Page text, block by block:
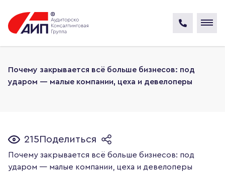
Почему закрывается всё больше бизнесов: под
ударом — малые компании, цеха и девелоперы
215Поделиться
Почему закрывается всё больше бизнесов: под
ударом — малые компании, цеха и девелоперы